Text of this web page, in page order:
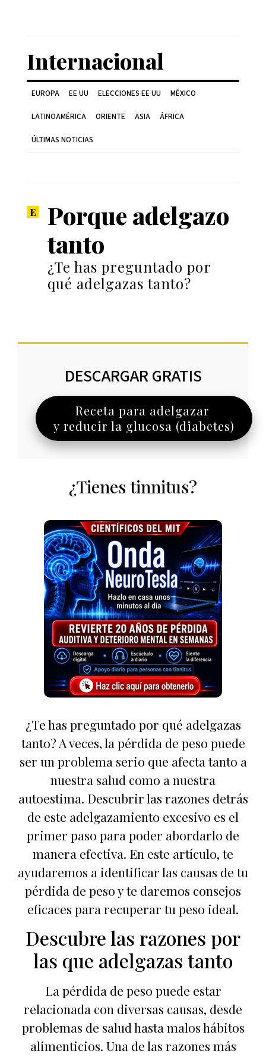
Internacional
EUROPA EE UU ELECCIONES EE UU MÉXICO
LATINOAMÉRICA ORIENTE ASIA ÁFRICA
ÚLTIMAS NOTICIAS
Porque adelgazo
tanto
¿Te has preguntado por
qué adelgazas tanto?
DESCARGAR GRATIS
Receta para adelgazar
y reducir la glucosa (diabetes)
¿Tienes tinnitus?
¿Te has preguntado por qué adelgazas
tanto? A veces, la pérdida de peso puede
ser un problema serio que afecta tanto a
nuestra salud como a nuestra
autoestima. Descubrir las razones detrás
de este adelgazamiento excesivo es el
primer paso para poder abordarlo de
manera efectiva. En este artículo, te
ayudaremos a identificar las causas de tu
pérdida de peso y te daremos consejos
eficaces para recuperar tu peso ideal.
Descubre las razones por
las que adelgazas tanto
La pérdida de peso puede estar
relacionada con diversas causas, desde
problemas de salud hasta malos hábitos
alimenticios. Una de las razones más